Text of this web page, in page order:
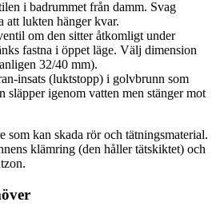
i badrummet från damm. Svag
att lukten hänger kvar.
om den sitter åtkomligt under
fastna i öppet läge. Välj dimension
32/40 mm).
insats (luktstopp) i golvbrunn som
släpper igenom vatten men stänger mot
som kan skada rör och tätningsmaterial.
klämring (den håller tätskiktet) och